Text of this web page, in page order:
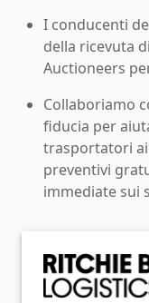
I conducenti
della ricevuta
Auctioneers
Collaboriamo
fiducia per
trasportatori ai
preventivi
immediate sui